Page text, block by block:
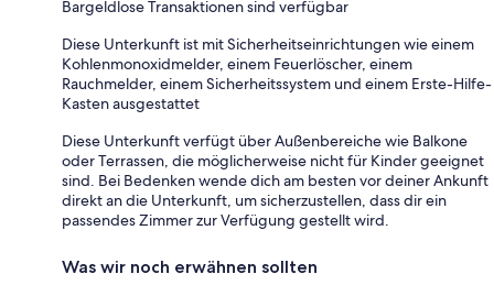
Bargeldlose Transaktionen sind verfügbar
Diese Unterkunft ist mit Sicherheitseinrichtungen wie einem
Kohlenmonoxidmelder, einem Feuerlöscher, einem
Rauchmelder, einem Sicherheitssystem und einem Erste-Hilfe-
Kasten ausgestattet
Diese Unterkunft verfügt über Außenbereiche wie Balkone
oder Terrassen, die möglicherweise nicht für Kinder geeignet
sind. Bei Bedenken wende dich am besten vor deiner Ankunft
direkt an die Unterkunft, um sicherzustellen, dass dir ein
passendes Zimmer zur Verfügung gestellt wird.
Was wir noch erwähnen sollten